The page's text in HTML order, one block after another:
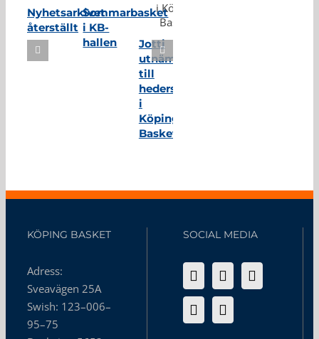
Nyhetsarkivet
återställt
Sommarbasket
i KB-
hallen
Jotti
utnämnd
till
hedersmedlem
i
Köping
Basket
KÖPING BASKET
Adress:
Sveavägen 25A
Swish: 123–006–
95–75
SOCIAL MEDIA